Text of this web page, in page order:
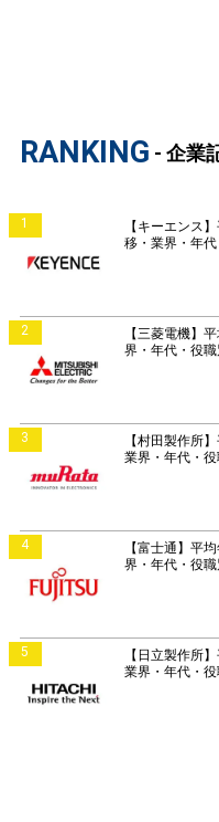
RANKING - 企業
1
【キーエンス
移・業界・年代
2
【三菱電機】
界・年代・役職
3
【村田製作所
業界・年代・役
4
【富士通】平
界・年代・役職
5
【日立製作所
業界・年代・役